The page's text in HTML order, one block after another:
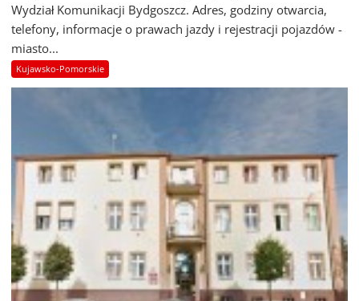
Wydział Komunikacji Bydgoszcz. Adres, godziny otwarcia,
telefony, informacje o prawach jazdy i rejestracji pojazdów -
miasto...
Kujawsko-Pomorskie